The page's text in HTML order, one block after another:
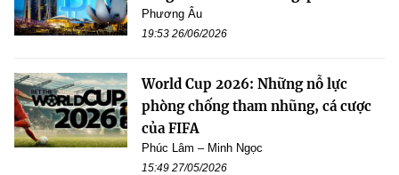
Phương Âu
19:53 26/06/2026
World Cup 2026: Những nỗ lực
phòng chống tham nhũng, cá cược
của FIFA
Phúc Lâm – Minh Ngọc
15:49 27/05/2026